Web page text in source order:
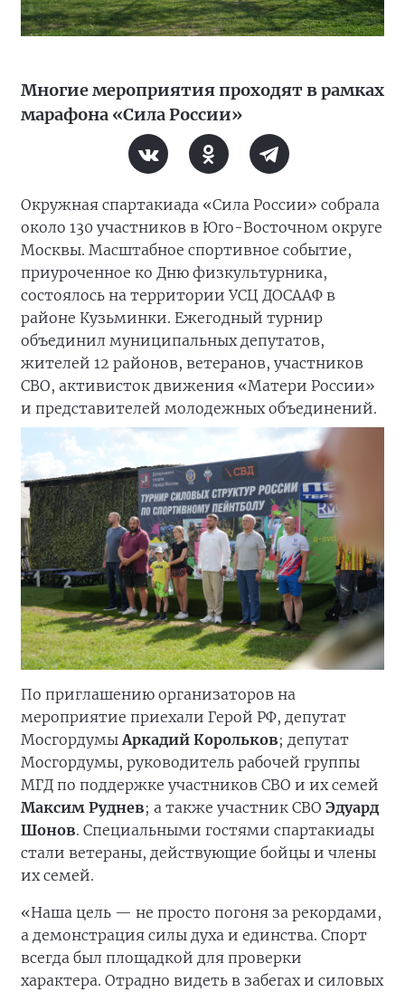
Многие мероприятия проходят в рамках
марафона «Сила России»
Окружная спартакиада «Сила России» собрала
около 130 участников в Юго-Восточном округе
Москвы. Масштабное спортивное событие,
приуроченное ко Дню физкультурника,
состоялось на территории УСЦ ДОСААФ в
районе Кузьминки. Ежегодный турнир
объединил муниципальных депутатов,
жителей 12 районов, ветеранов, участников
СВО, активисток движения «Матери России»
и представителей молодежных объединений.
По приглашению организаторов на
мероприятие приехали Герой РФ, депутат
Мосгордумы Аркадий Корольков; депутат
Мосгордумы, руководитель рабочей группы
МГД по поддержке участников СВО и их семей
Максим Руднев; а также участник СВО Эдуард
Шонов. Специальными гостями спартакиады
стали ветераны, действующие бойцы и члены
их семей.
«Наша цель — не просто погоня за рекордами,
а демонстрация силы духа и единства. Спорт
всегда был площадкой для проверки
характера. Отрадно видеть в забегах и силовых